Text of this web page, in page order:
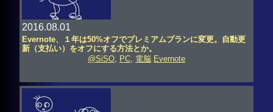
2016.08.01
Evernote、１年は50%オフでプレミアムプランに変更。自動更
新（支払い）をオフにする方法とか。
@SiSO, PC, 電脳 Evernote